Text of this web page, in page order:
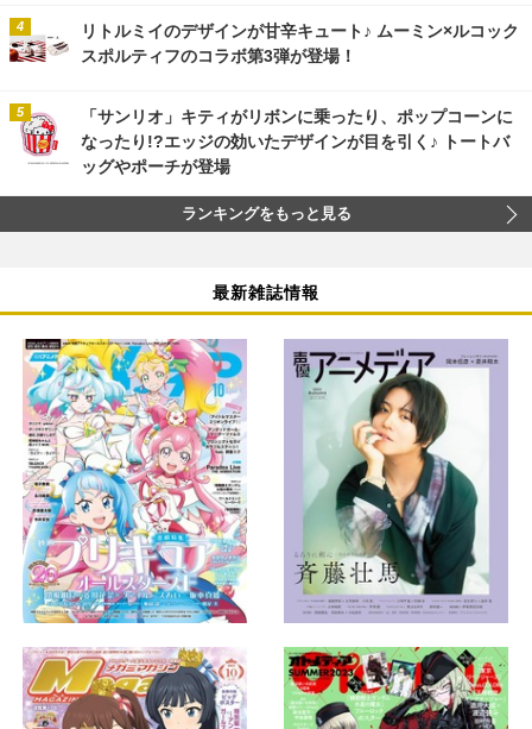
リトルミイのデザインが甘辛キュート♪ ムーミン×ルコック
スポルティフのコラボ第3弾が登場！
「サンリオ」キティがリボンに乗ったり、ポップコーンに
なったり!?エッジの効いたデザインが目を引く♪ トートバ
ッグやポーチが登場
ランキングをもっと見る
最新雑誌情報